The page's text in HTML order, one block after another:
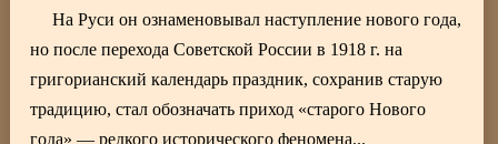
На Руси он ознаменовывал наступление нового года,
но после перехода Советской России в 1918 г. на
григорианский календарь праздник, сохранив старую
традицию, стал обозначать приход «старого Нового
года» — редкого исторического феномена...